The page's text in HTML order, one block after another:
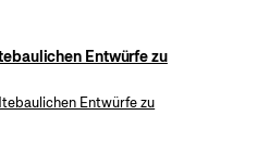
Entwürfe zu
Entwürfe zu